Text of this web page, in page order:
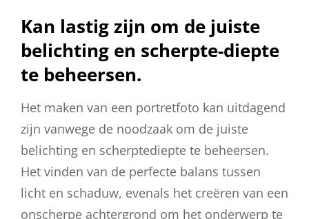
Kan lastig zijn om de juiste
belichting en scherpte-diepte
te beheersen.
Het maken van een portretfoto kan uitdagend
zijn vanwege de noodzaak om de juiste
belichting en scherptediepte te beheersen.
Het vinden van de perfecte balans tussen
licht en schaduw, evenals het creëren van een
onscherpe achtergrond om het onderwerp te